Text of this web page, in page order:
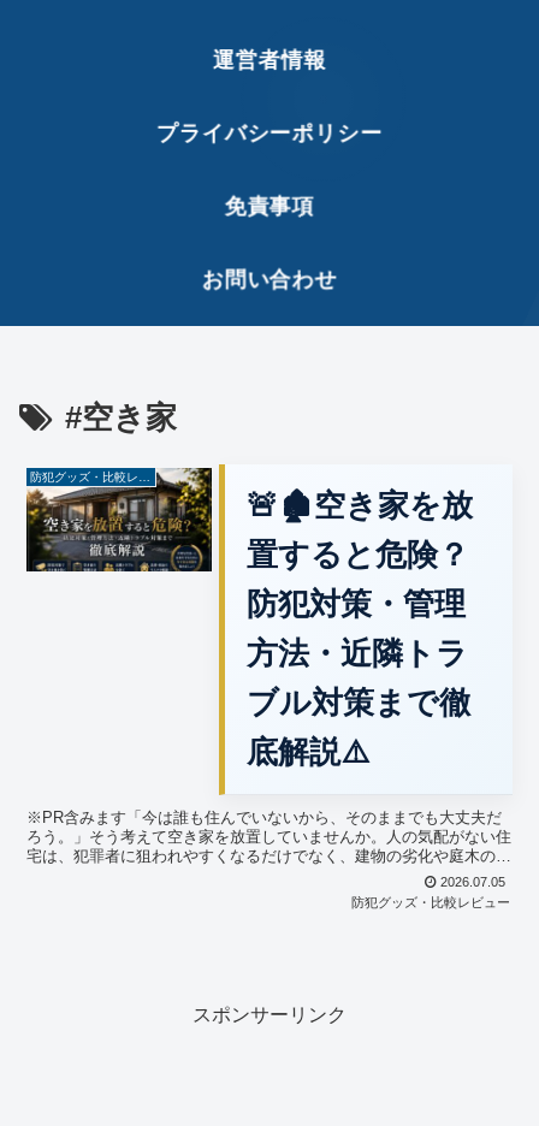
運営者情報
プライバシーポリシー
免責事項
お問い合わせ
#空き家
防犯グッズ・比較レビュー
🚨🏚️空き家を放
置すると危険？
防犯対策・管理
方法・近隣トラ
ブル対策まで徹
底解説⚠️
※PR含みます「今は誰も住んでいないから、そのままでも大丈夫だ
ろう。」そう考えて空き家を放置していませんか。人の気配がない住
宅は、犯罪者に狙われやすくなるだけでなく、建物の劣化や庭木の繁
茂などが原因で、近隣へ迷惑をかけてしまうこともあります...2026.07.05
防犯グッズ・比較レビュー
スポンサーリンク